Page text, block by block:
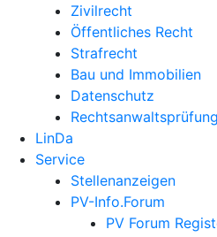
Zivilrecht
Öffentliches Recht
Strafrecht
Bau und Immobilien
Datenschutz
Rechtsanwalts­prüfung
LinDa
Service
Stellenanzeigen
PV-Info.Forum
PV Forum